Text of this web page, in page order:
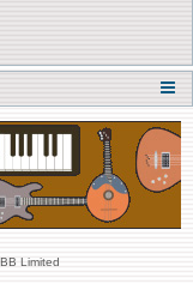
Limited